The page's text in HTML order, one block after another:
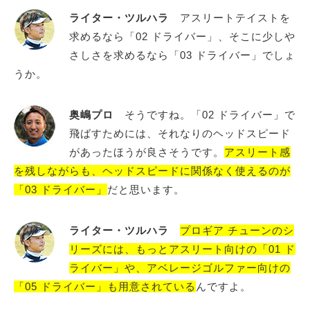
ライター・ツルハラ
アスリートテイストを
求めるなら「02 ドライバー」、そこに少しや
さしさを求めるなら「03 ドライバー」でしょ
うか。
奥嶋プロ
そうですね。「02 ドライバー」で
飛ばすためには、それなりのヘッドスピード
があったほうが良さそうです。 アスリート感
を残しながらも、ヘッドスピードに関係なく使えるのが
「03 ドライバー」 だと思います。
ライター・ツルハラ
プロギア チューンのシ
リーズには、もっとアスリート向けの「01 ド
ライバー」や、アベレージゴルファー向けの
「05 ドライバー」も用意されている んですよ。